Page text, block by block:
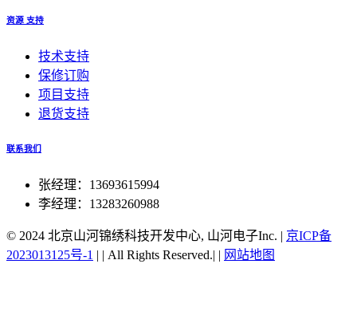
资源 支持
技术支持
保修订购
项目支持
退货支持
联系我们
张经理：13693615994
李经理：13283260988
© 2024 北京山河锦绣科技开发中心, 山河电子Inc. | 京ICP备
2023013125号-1 | | All Rights Reserved.| | 网站地图